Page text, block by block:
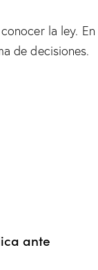
la ley.
de decisiones.
ante